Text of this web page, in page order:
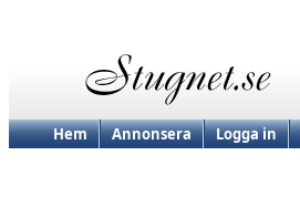
Hem Annonsera Logga in